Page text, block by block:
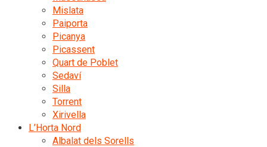
Mislata
Paiporta
Picanya
Picassent
Quart de Poblet
Sedaví
Silla
Torrent
Xirivella
L’Horta Nord
Albalat dels Sorells